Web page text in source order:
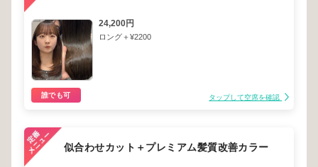
24,200円
ロング＋¥2200
誰でも可 タップして空席を確認
似合わせカット＋プレミアム髪質改善カラー